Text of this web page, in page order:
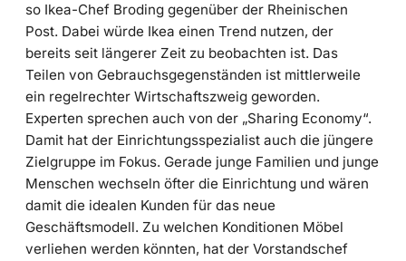
so Ikea-Chef Broding gegenüber der Rheinischen
Post. Dabei würde Ikea einen Trend nutzen, der
bereits seit längerer Zeit zu beobachten ist. Das
Teilen von Gebrauchsgegenständen ist mittlerweile
ein regelrechter Wirtschaftszweig geworden.
Experten sprechen auch von der „Sharing Economy“.
Damit hat der Einrichtungsspezialist auch die jüngere
Zielgruppe im Fokus. Gerade junge Familien und junge
Menschen wechseln öfter die Einrichtung und wären
damit die idealen Kunden für das neue
Geschäftsmodell. Zu welchen Konditionen Möbel
verliehen werden könnten, hat der Vorstandschef